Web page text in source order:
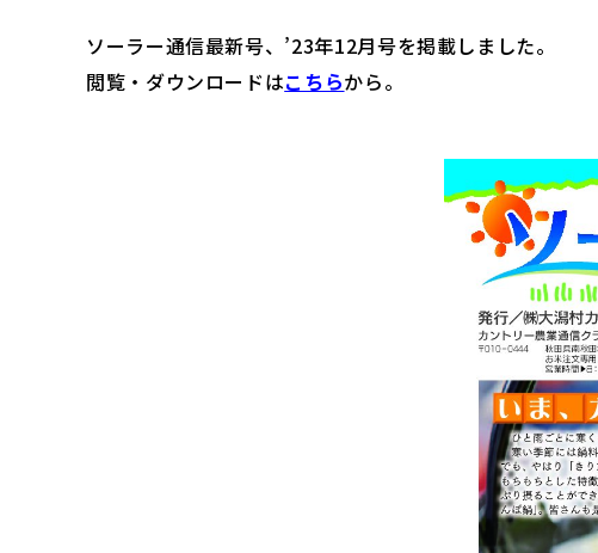
ソーラー通信最新号、’23年12月号を掲載しました。
閲覧・ダウンロードはこちらから。